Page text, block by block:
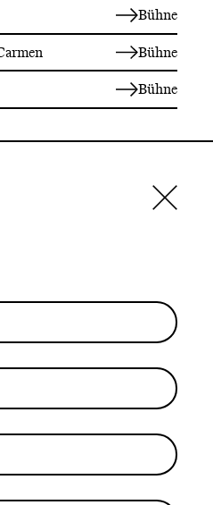
Bühne
Bühne
Bühne